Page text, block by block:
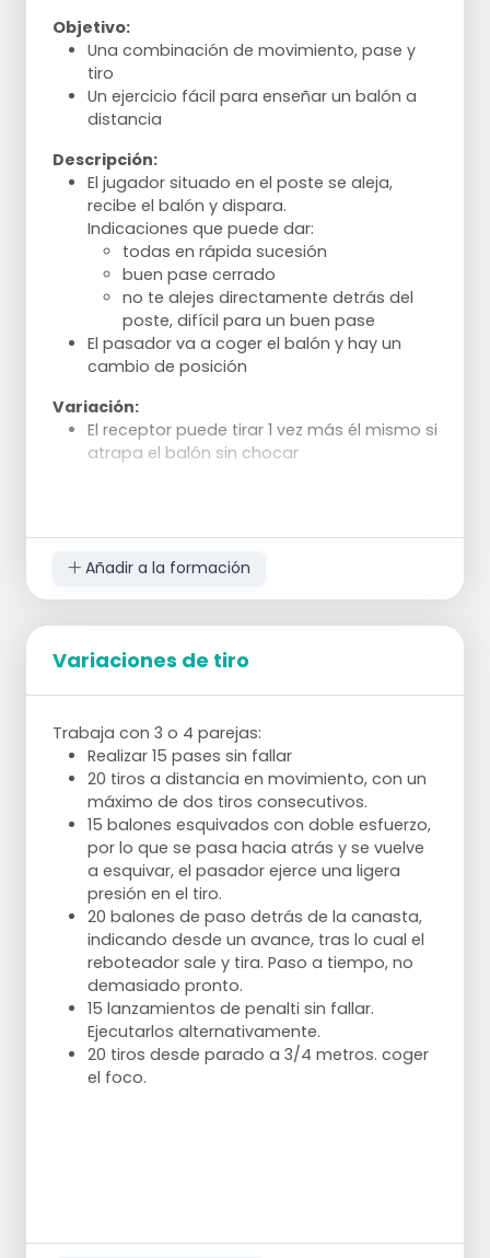
Objetivo:
Una combinación de movimiento, pase y
tiro
Un ejercicio fácil para enseñar un balón a
distancia
Descripción:
El jugador situado en el poste se aleja,
recibe el balón y dispara.
Indicaciones que puede dar:
todas en rápida sucesión
buen pase cerrado
no te alejes directamente detrás del
poste, difícil para un buen pase
El pasador va a coger el balón y hay un
cambio de posición
Variación:
El receptor puede tirar 1 vez más él mismo si
atrapa el balón sin chocar
Añadir a la formación
Variaciones de tiro
Trabaja con 3 o 4 parejas:
Realizar 15 pases sin fallar
20 tiros a distancia en movimiento, con un
máximo de dos tiros consecutivos.
15 balones esquivados con doble esfuerzo,
por lo que se pasa hacia atrás y se vuelve
a esquivar, el pasador ejerce una ligera
presión en el tiro.
20 balones de paso detrás de la canasta,
indicando desde un avance, tras lo cual el
reboteador sale y tira. Paso a tiempo, no
demasiado pronto.
15 lanzamientos de penalti sin fallar.
Ejecutarlos alternativamente.
20 tiros desde parado a 3/4 metros. coger
el foco.